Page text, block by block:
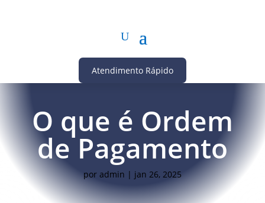
Atendimento Rápido
O que é Ordem
de Pagamento
por admin | jan 26, 2025